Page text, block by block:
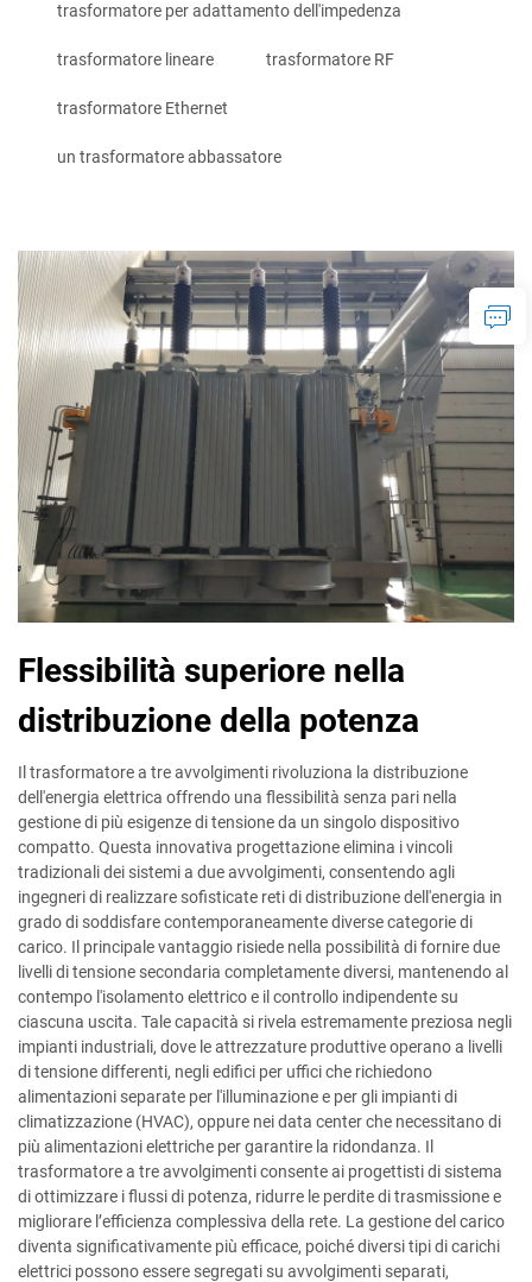
trasformatore per adattamento dell'impedenza
trasformatore lineare trasformatore RF
trasformatore Ethernet
un trasformatore abbassatore
Flessibilità superiore nella
distribuzione della potenza
Il trasformatore a tre avvolgimenti rivoluziona la distribuzione
dell'energia elettrica offrendo una flessibilità senza pari nella
gestione di più esigenze di tensione da un singolo dispositivo
compatto. Questa innovativa progettazione elimina i vincoli
tradizionali dei sistemi a due avvolgimenti, consentendo agli
ingegneri di realizzare sofisticate reti di distribuzione dell'energia in
grado di soddisfare contemporaneamente diverse categorie di
carico. Il principale vantaggio risiede nella possibilità di fornire due
livelli di tensione secondaria completamente diversi, mantenendo al
contempo l'isolamento elettrico e il controllo indipendente su
ciascuna uscita. Tale capacità si rivela estremamente preziosa negli
impianti industriali, dove le attrezzature produttive operano a livelli
di tensione differenti, negli edifici per uffici che richiedono
alimentazioni separate per l'illuminazione e per gli impianti di
climatizzazione (HVAC), oppure nei data center che necessitano di
più alimentazioni elettriche per garantire la ridondanza. Il
trasformatore a tre avvolgimenti consente ai progettisti di sistema
di ottimizzare i flussi di potenza, ridurre le perdite di trasmissione e
migliorare l’efficienza complessiva della rete. La gestione del carico
diventa significativamente più efficace, poiché diversi tipi di carichi
elettrici possono essere segregati su avvolgimenti separati,